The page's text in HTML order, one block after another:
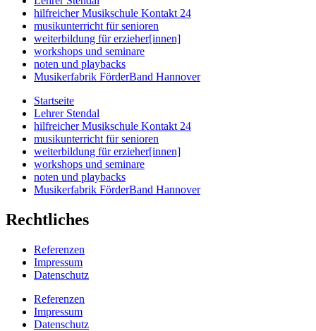
hilfreicher Musikschule Kontakt 24
musikunterricht für senioren
weiterbildung für erzieher[innen]
workshops und seminare
noten und playbacks
Musikerfabrik FörderBand Hannover
Startseite
Lehrer Stendal
hilfreicher Musikschule Kontakt 24
musikunterricht für senioren
weiterbildung für erzieher[innen]
workshops und seminare
noten und playbacks
Musikerfabrik FörderBand Hannover
Rechtliches
Referenzen
Impressum
Datenschutz
Referenzen
Impressum
Datenschutz